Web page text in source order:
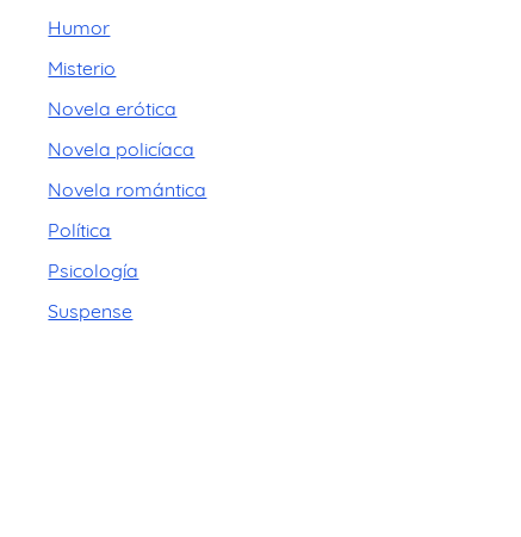
Humor
Misterio
Novela erótica
Novela policíaca
Novela romántica
Política
Psicología
Suspense